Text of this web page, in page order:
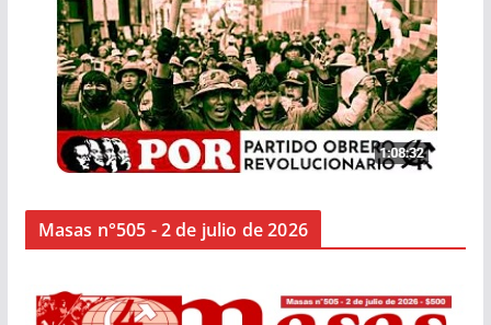
Masas n°505 - 2 de julio de 2026